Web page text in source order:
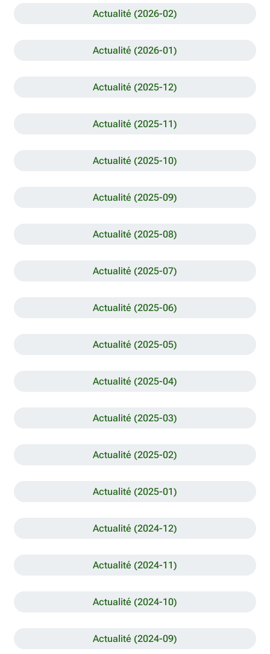
Actualité (2026-02)
Actualité (2026-01)
Actualité (2025-12)
Actualité (2025-11)
Actualité (2025-10)
Actualité (2025-09)
Actualité (2025-08)
Actualité (2025-07)
Actualité (2025-06)
Actualité (2025-05)
Actualité (2025-04)
Actualité (2025-03)
Actualité (2025-02)
Actualité (2025-01)
Actualité (2024-12)
Actualité (2024-11)
Actualité (2024-10)
Actualité (2024-09)